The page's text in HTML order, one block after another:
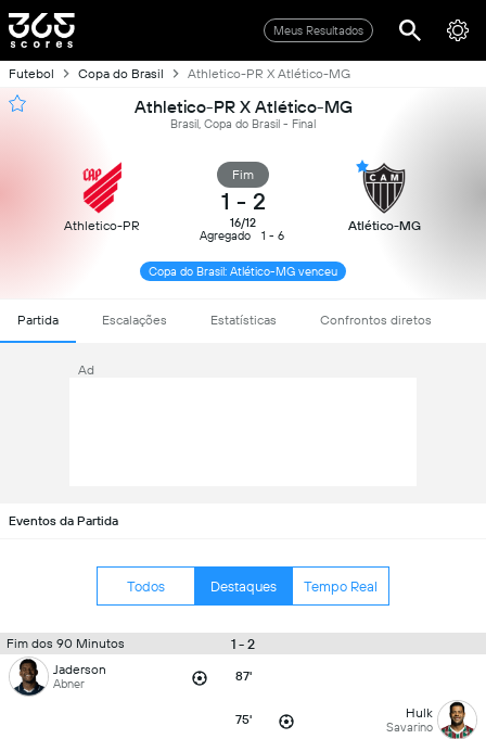
Meus Resultados
Futebol Copa do Brasil Athletico-PR X Atlético-MG
Athletico-PR X Atlético-MG
Brasil, Copa do Brasil - Final
Athletico-PR
Fim
1 - 2
16/12
Agregado
1 - 6
Atlético-MG
Copa do Brasil: Atlético-MG venceu
Partida Escalações Estatísticas Confrontos diretos
Ad
Eventos da Partida
Todos Destaques Tempo Real
Fim dos 90 Minutos 1 - 2
Jaderson
Abner 87'
75' Hulk
Savarino